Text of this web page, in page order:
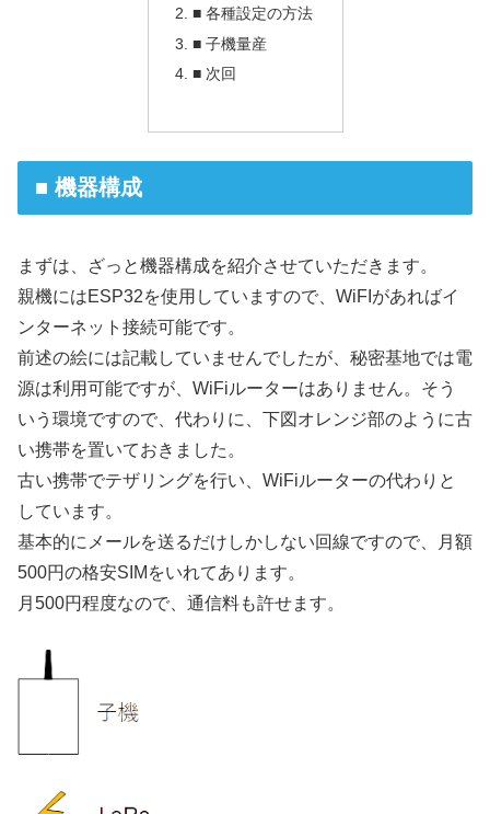
■ 各種設定の方法
■ 子機量産
■ 次回
■ 機器構成
まずは、ざっと機器構成を紹介させていただきます。
親機にはESP32を使用していますので、WiFIがあればイ
ンターネット接続可能です。
前述の絵には記載していませんでしたが、秘密基地では電
源は利用可能ですが、WiFiルーターはありません。そう
いう環境ですので、代わりに、下図オレンジ部のように古
い携帯を置いておきました。
古い携帯でテザリングを行い、WiFiルーターの代わりと
しています。
基本的にメールを送るだけしかしない回線ですので、月額
500円の格安SIMをいれてあります。
月500円程度なので、通信料も許せます。